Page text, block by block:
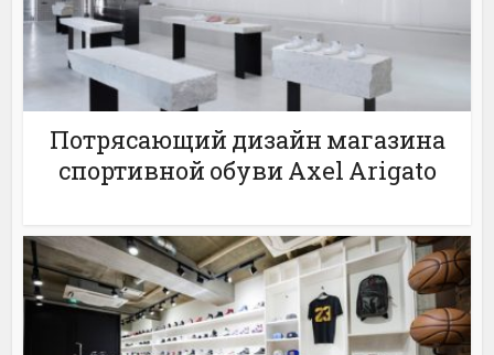
Потрясающий дизайн магазина
спортивной обуви Axel Arigato